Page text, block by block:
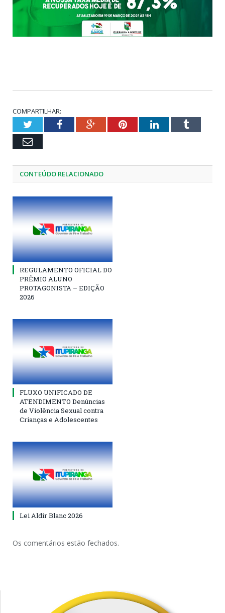
COMPARTILHAR:
TwitterFacebookGoogle+PinterestLinkedInTumblr
Email
CONTEÚDO RELACIONADO
REGULAMENTO OFICIAL DO
PRÊMIO ALUNO
PROTAGONISTA – EDIÇÃO
2026
FLUXO UNIFICADO DE
ATENDIMENTO Denúncias
de Violência Sexual contra
Crianças e Adolescentes
Lei Aldir Blanc 2026
Os comentários estão fechados.